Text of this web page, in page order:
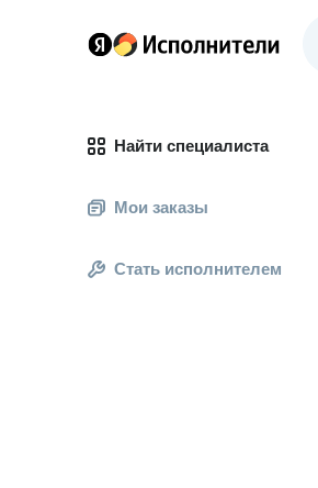
Найти специалиста
Мои заказы
Стать исполнителем